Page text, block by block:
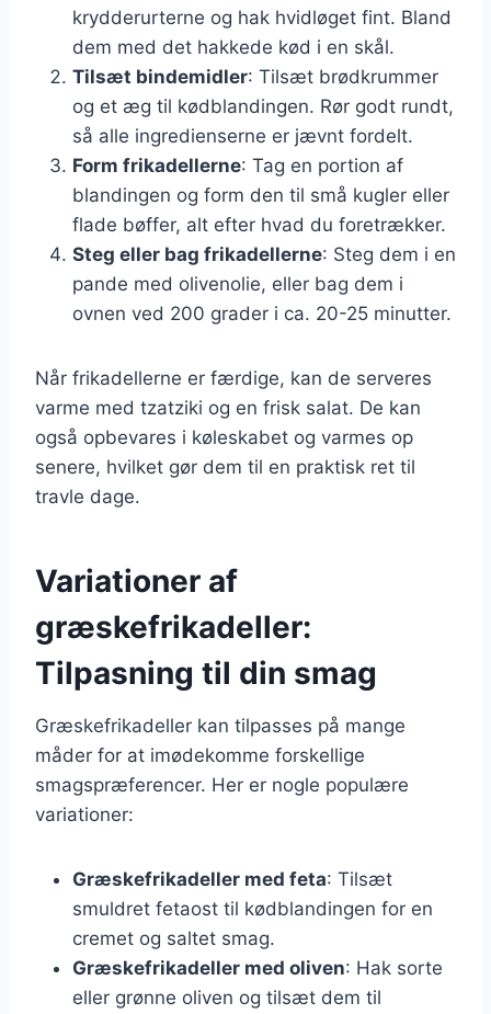
krydderurterne og hak hvidløget fint. Bland
dem med det hakkede kød i en skål.
Tilsæt bindemidler: Tilsæt brødkrummer
og et æg til kødblandingen. Rør godt rundt,
så alle ingredienserne er jævnt fordelt.
Form frikadellerne: Tag en portion af
blandingen og form den til små kugler eller
flade bøffer, alt efter hvad du foretrækker.
Steg eller bag frikadellerne: Steg dem i en
pande med olivenolie, eller bag dem i
ovnen ved 200 grader i ca. 20-25 minutter.
Når frikadellerne er færdige, kan de serveres
varme med tzatziki og en frisk salat. De kan
også opbevares i køleskabet og varmes op
senere, hvilket gør dem til en praktisk ret til
travle dage.
Variationer af
græskefrikadeller:
Tilpasning til din smag
Græskefrikadeller kan tilpasses på mange
måder for at imødekomme forskellige
smagspræferencer. Her er nogle populære
variationer:
Græskefrikadeller med feta: Tilsæt
smuldret fetaost til kødblandingen for en
cremet og saltet smag.
Græskefrikadeller med oliven: Hak sorte
eller grønne oliven og tilsæt dem til